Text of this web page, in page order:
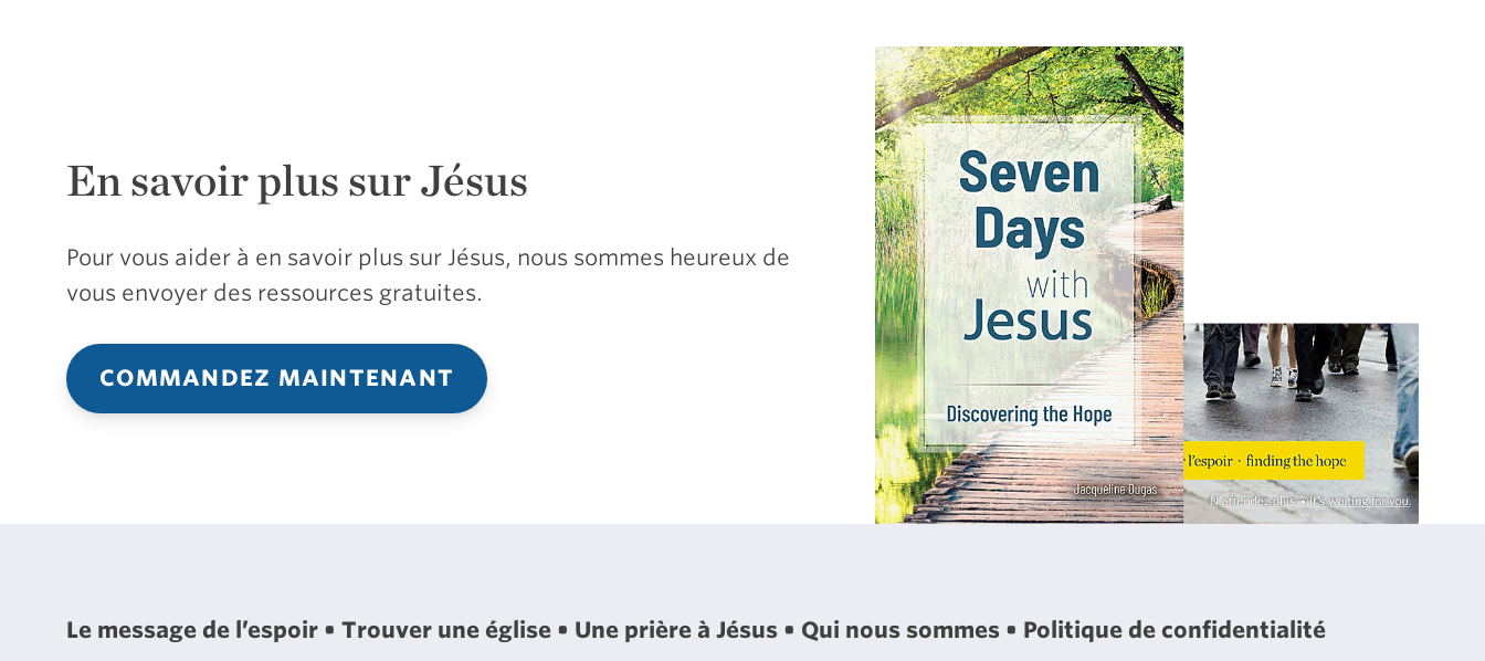
En savoir plus sur Jésus
Pour vous aider à en savoir plus sur Jésus, nous sommes heureux de
vous envoyer des ressources gratuites.
COMMANDEZ MAINTENANT
Le message de l’espoir Trouver une église Une prière à Jésus Qui nous sommes Politique de confidentialité